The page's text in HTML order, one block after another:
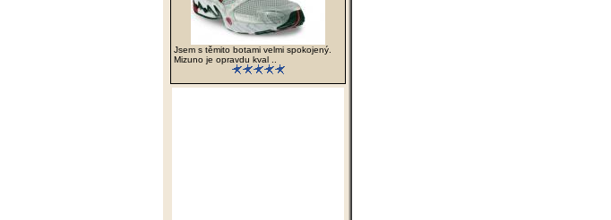
Jsem s těmito botami velmi spokojený.
Mizuno je opravdu kval ..